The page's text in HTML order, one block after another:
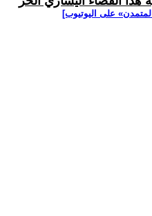
على اليوتيوب]